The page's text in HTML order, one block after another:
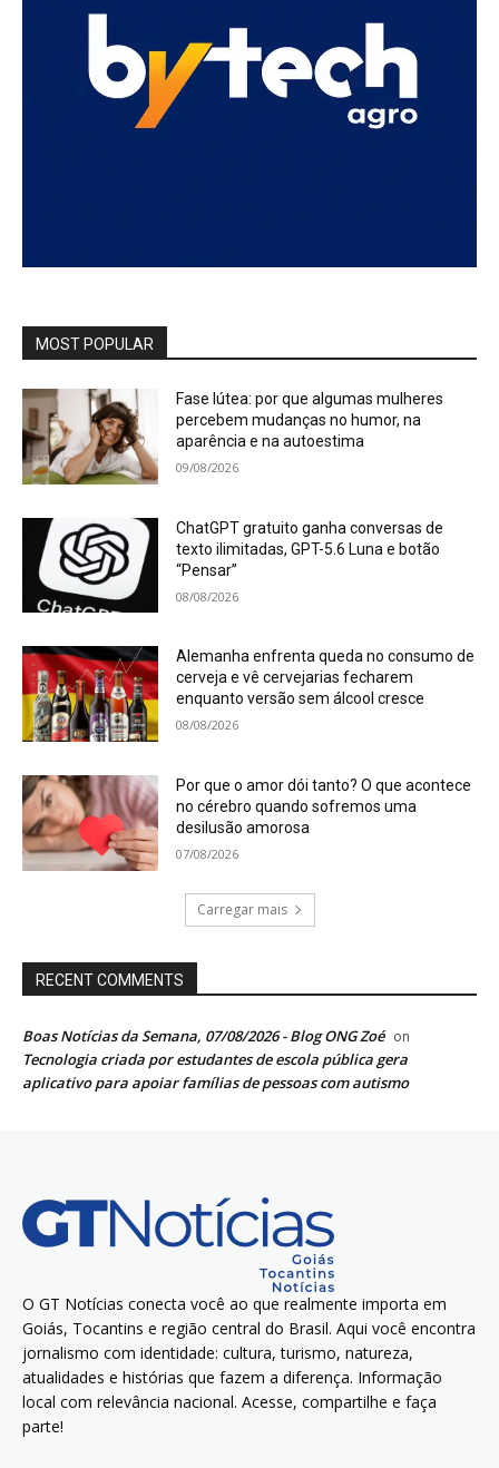
MOST POPULAR
Fase lútea: por que algumas mulheres
percebem mudanças no humor, na
aparência e na autoestima
09/08/2026
ChatGPT gratuito ganha conversas de
texto ilimitadas, GPT-5.6 Luna e botão
“Pensar”
08/08/2026
Alemanha enfrenta queda no consumo de
cerveja e vê cervejarias fecharem
enquanto versão sem álcool cresce
08/08/2026
Por que o amor dói tanto? O que acontece
no cérebro quando sofremos uma
desilusão amorosa
07/08/2026
Carregar mais
RECENT COMMENTS
Boas Notícias da Semana, 07/08/2026 - Blog ONG Zoé on
Tecnologia criada por estudantes de escola pública gera
aplicativo para apoiar famílias de pessoas com autismo
O GT Notícias conecta você ao que realmente importa em
Goiás, Tocantins e região central do Brasil. Aqui você encontra
jornalismo com identidade: cultura, turismo, natureza,
atualidades e histórias que fazem a diferença. Informação
local com relevância nacional. Acesse, compartilhe e faça
parte!